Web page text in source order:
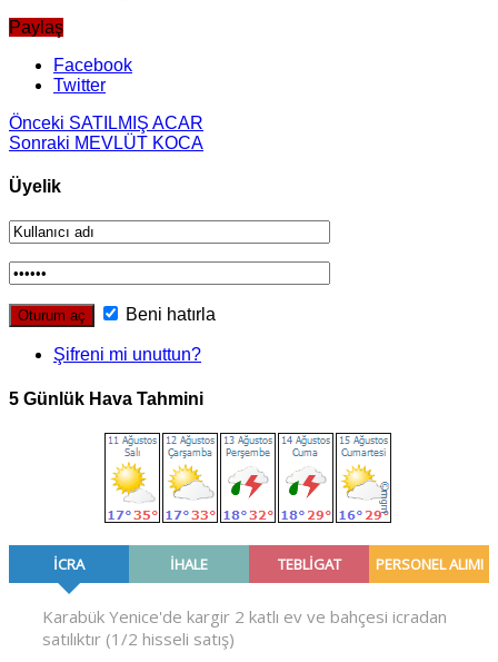
Paylaş
Facebook
Twitter
Önceki SATILMIŞ ACAR
Sonraki MEVLÜT KOCA
Üyelik
Beni hatırla
Şifreni mi unuttun?
5 Günlük Hava Tahmini